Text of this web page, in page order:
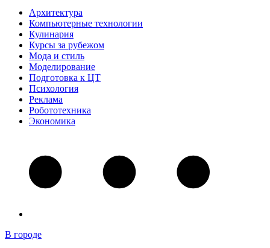
Архитектура
Компьютерные технологии
Кулинария
Курсы за рубежом
Мода и стиль
Моделирование
Подготовка к ЦТ
Психология
Реклама
Робототехника
Экономика
В городе